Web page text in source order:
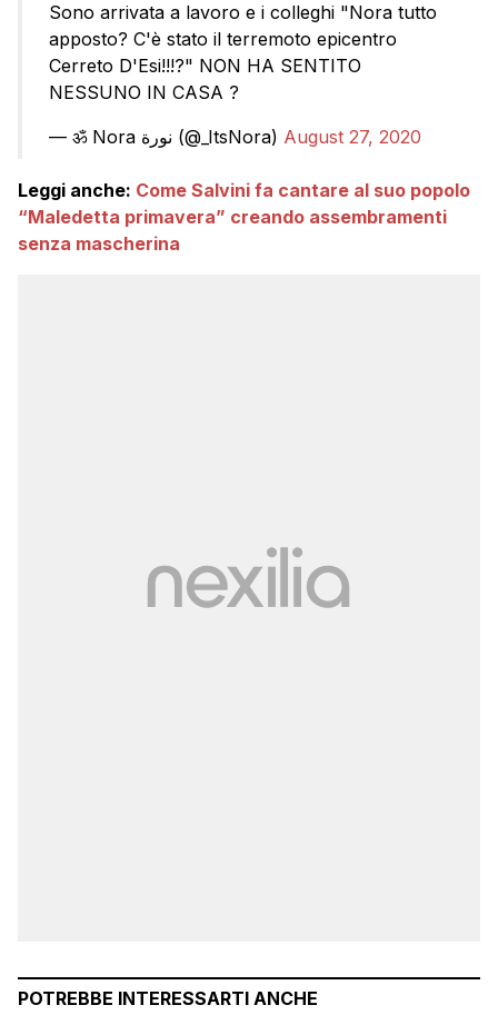
Sono arrivata a lavoro e i colleghi "Nora tutto
apposto? C'è stato il terremoto epicentro
Cerreto D'Esi!!!?" NON HA SENTITO
NESSUNO IN CASA ?
— ॐ Nora نورة (@_ItsNora) August 27, 2020
Leggi anche: Come Salvini fa cantare al suo popolo
“Maledetta primavera” creando assembramenti
senza mascherina
POTREBBE INTERESSARTI ANCHE